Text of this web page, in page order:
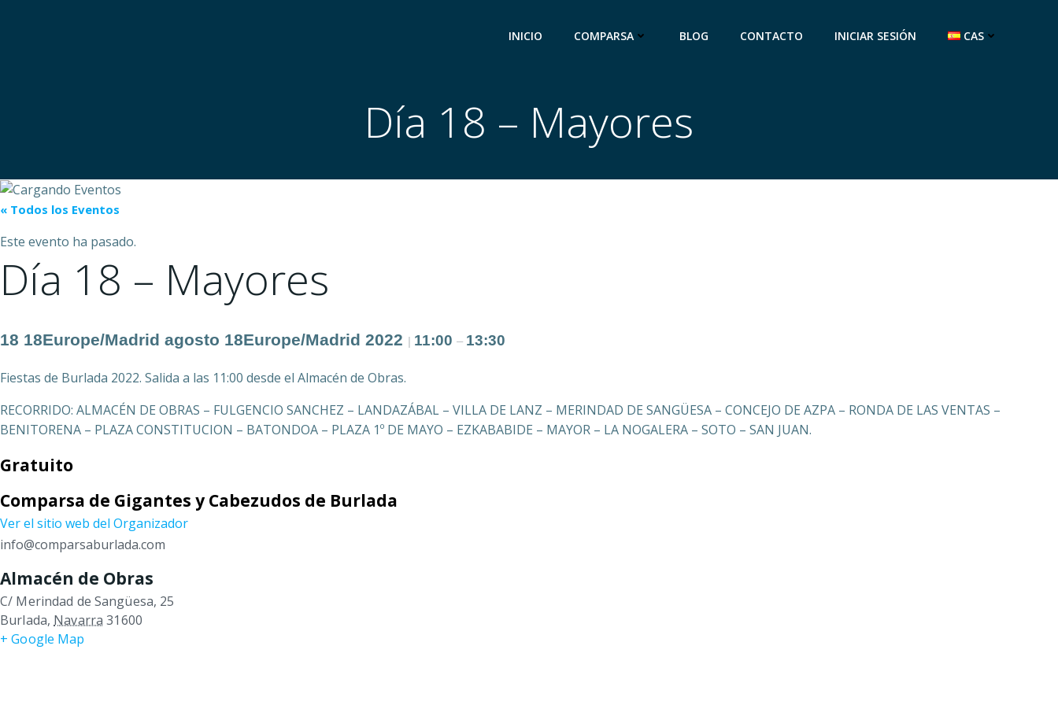
INICIO COMPARSA BLOG CONTACTO INICIAR SESIÓN CAS
Día 18 – Mayores
« Todos los Eventos
Este evento ha pasado.
Día 18 – Mayores
18 18Europe/Madrid agosto 18Europe/Madrid 2022 | 11:00 – 13:30
Fiestas de Burlada 2022. Salida a las 11:00 desde el Almacén de Obras.
RECORRIDO: ALMACÉN DE OBRAS – FULGENCIO SANCHEZ – LANDAZÁBAL – VILLA DE LANZ – MERINDAD DE SANGÜESA – CONCEJO DE AZPA – RONDA DE LAS VENTAS –
BENITORENA – PLAZA CONSTITUCION – BATONDOA – PLAZA 1º DE MAYO – EZKABABIDE – MAYOR – LA NOGALERA – SOTO – SAN JUAN.
Gratuito
Comparsa de Gigantes y Cabezudos de Burlada
Ver el sitio web del Organizador
info@comparsaburlada.com
Almacén de Obras
C/ Merindad de Sangüesa, 25
Burlada, Navarra 31600
+ Google Map